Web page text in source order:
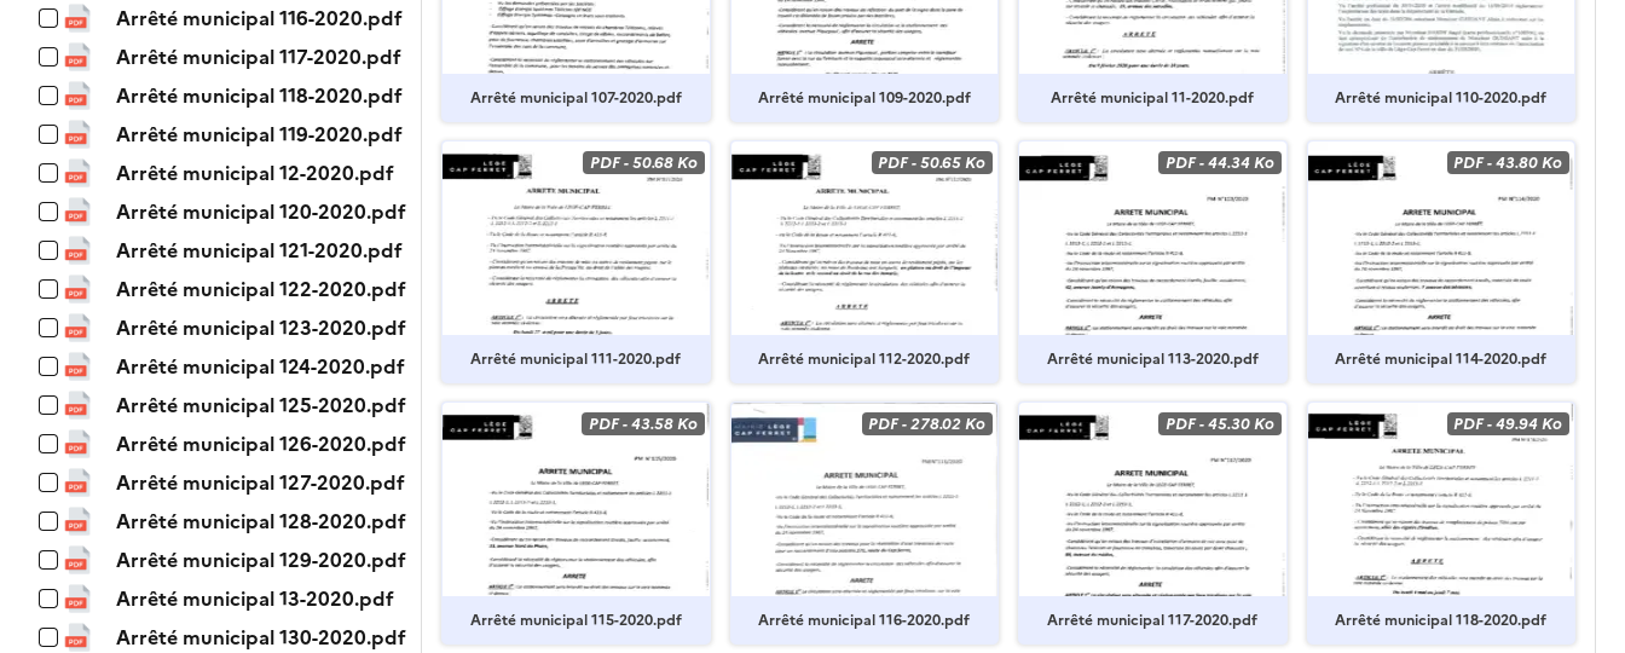
Arrêté municipal 116-2020.pdf
Arrêté municipal 117-2020.pdf
Arrêté municipal 118-2020.pdf
Arrêté municipal 119-2020.pdf
Arrêté municipal 12-2020.pdf
Arrêté municipal 120-2020.pdf
Arrêté municipal 121-2020.pdf
Arrêté municipal 122-2020.pdf
Arrêté municipal 123-2020.pdf
Arrêté municipal 124-2020.pdf
Arrêté municipal 125-2020.pdf
Arrêté municipal 126-2020.pdf
Arrêté municipal 127-2020.pdf
Arrêté municipal 128-2020.pdf
Arrêté municipal 129-2020.pdf
Arrêté municipal 13-2020.pdf
Arrêté municipal 130-2020.pdf
Arrêté municipal 107-2020.pdf Arrêté municipal 109-2020.pdf Arrêté municipal 11-2020.pdf Arrêté municipal 110-2020.pdf
PDF-50.68 Ko
Arrêté municipal 111-2020.pdf
PDF-50.65 Ko
Arrêté municipal 112-2020.pdf
PDF-44.34 Ko
Arrêté municipal 113-2020.pdf
PDF-43.80 Ko
Arrêté municipal 114-2020.pdf
PDF-43.58 Ko
Arrêté municipal 115-2020.pdf
PDF-278.02 Ko
Arrêté municipal 116-2020.pdf
PDF-45.30 Ko
Arrêté municipal 117-2020.pdf
PDF-49.94 Ko
Arrêté municipal 118-2020.pdf